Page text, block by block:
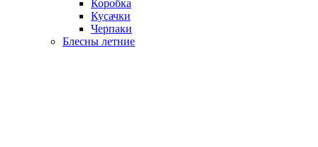
Коробка
Кусачки
Черпаки
Блесны летние